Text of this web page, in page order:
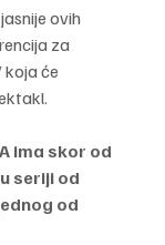
ovih
za
koja će
ima skor od
seriji od
od